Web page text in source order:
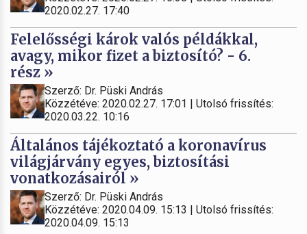
2020.02.27. 17:40
Felelősségi károk valós példákkal,
avagy, mikor fizet a biztosító? - 6.
rész »
Szerző: Dr. Püski András
Közzétéve: 2020.02.27. 17:01 | Utolsó frissítés:
2020.03.22. 10:16
Általános tájékoztató a koronavírus
világjárvány egyes, biztosítási
vonatkozásairól »
Szerző: Dr. Püski András
Közzétéve: 2020.04.09. 15:13 | Utolsó frissítés:
2020.04.09. 15:13